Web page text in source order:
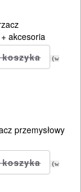
akcesoria
(w
przemysłowy
(w